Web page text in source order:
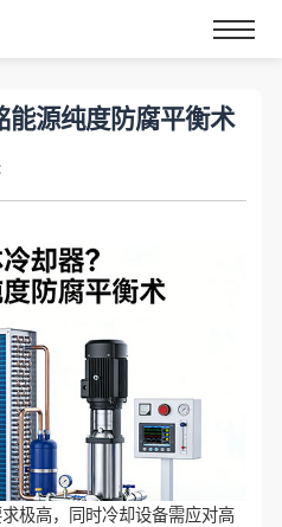
能源纯度防腐平衡术
高，同时冷却设备需应对高